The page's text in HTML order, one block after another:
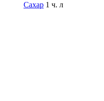
Сахар 1 ч. л